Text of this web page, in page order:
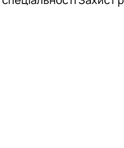
Стипендіати
Науковий гурток